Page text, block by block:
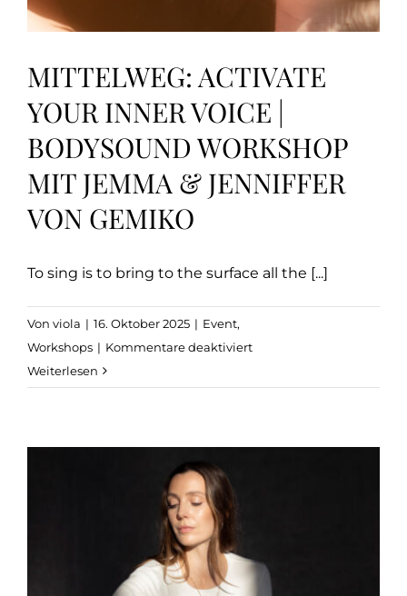
MITTELWEG: ACTIVATE
YOUR INNER VOICE |
BODYSOUND WORKSHOP
MIT JEMMA & JENNIFFER
VON GEMIKO
To sing is to bring to the surface all the [...]
Von viola | 16. Oktober 2025 | Event,
Workshops | Kommentare deaktiviertfür
mit
Jemma
Weiterlesen